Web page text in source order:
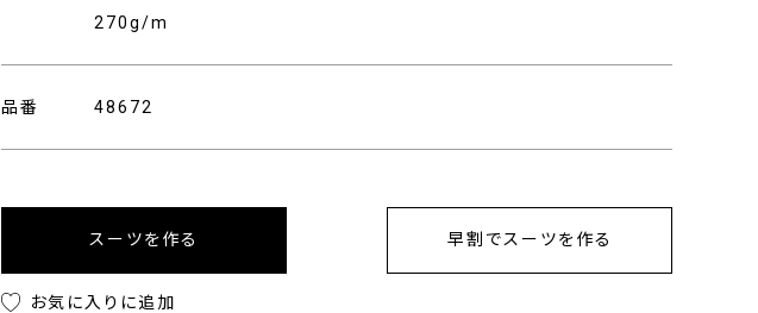
270g/m
品番 48672
スーツを作る 早割でスーツを作る
お気に入りに追加